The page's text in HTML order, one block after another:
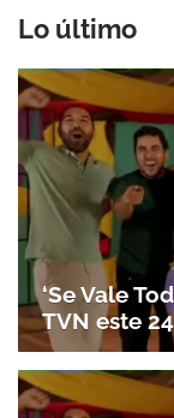
Lo último
‘Se Vale
TVN este